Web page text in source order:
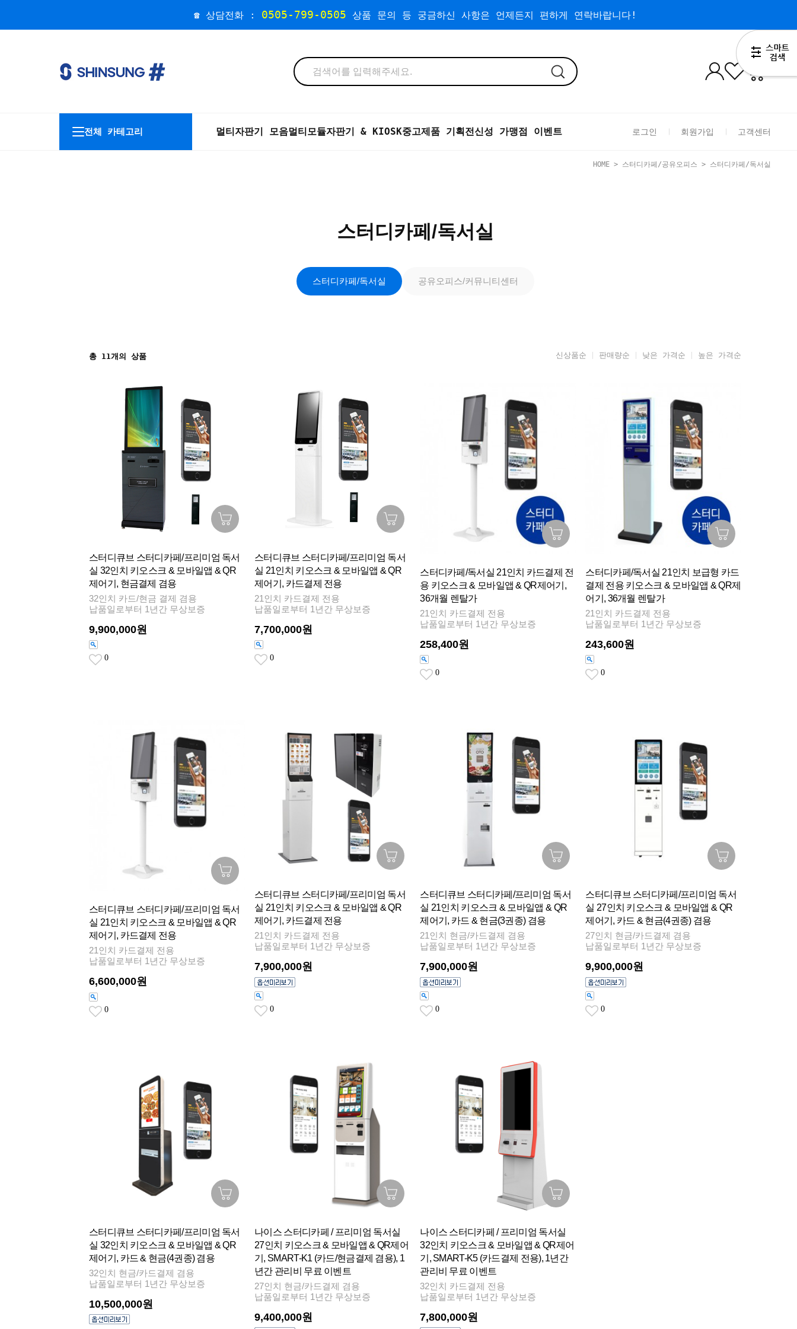
☎ 상담전화 : 0505-799-0505 상품 문의 등 궁금하신 사항은 언제든지 편하게 연락바랍니다!
전체 카테고리 멀티자판기 모음멀티모듈자판기 & KIOSK중고제품 기획전신성 가맹점 이벤트 로그인 회원가입 고객센터
HOME > 스터디카페/공유오피스 > 스터디카페/독서실
스터디카페/독서실
스터디카페/독서실 공유오피스/커뮤니티센터
총 11개의 상품 신상품순 판매량순 낮은 가격순 높은 가격순
스터디큐브 스터디카페/프리미엄 독서
실 32인치 키오스크 & 모바일앱 & QR
제어기, 현금결제 겸용
32인치 카드/현금 결제 겸용
납품일로부터 1년간 무상보증
9,900,000원
0
스터디큐브 스터디카페/프리미엄 독서
실 21인치 키오스크 & 모바일앱 & QR
제어기, 카드결제 전용
21인치 카드결제 전용
납품일로부터 1년간 무상보증
7,700,000원
0
스터디카페/독서실 21인치 카드결제 전
용 키오스크 & 모바일앱 & QR제어기,
36개월 렌탈가
21인치 카드결제 전용
납품일로부터 1년간 무상보증
258,400원
0
스터디카페/독서실 21인치 보급형 카드
결제 전용 키오스크 & 모바일앱 & QR제
어기, 36개월 렌탈가
21인치 카드결제 전용
납품일로부터 1년간 무상보증
243,600원
0
스터디큐브 스터디카페/프리미엄 독서
실 21인치 키오스크 & 모바일앱 & QR
제어기, 카드결제 전용
21인치 카드결제 전용
납품일로부터 1년간 무상보증
6,600,000원
0
스터디큐브 스터디카페/프리미엄 독서
실 21인치 키오스크 & 모바일앱 & QR
제어기, 카드결제 전용
21인치 카드결제 전용
납품일로부터 1년간 무상보증
7,900,000원
0
스터디큐브 스터디카페/프리미엄 독서
실 21인치 키오스크 & 모바일앱 & QR
제어기, 카드 & 현금(3권종) 겸용
21인치 현금/카드결제 겸용
납품일로부터 1년간 무상보증
7,900,000원
0
스터디큐브 스터디카페/프리미엄 독서
실 27인치 키오스크 & 모바일앱 & QR
제어기, 카드 & 현금(4권종) 겸용
27인치 현금/카드결제 겸용
납품일로부터 1년간 무상보증
9,900,000원
0
스터디큐브 스터디카페/프리미엄 독서
실 32인치 키오스크 & 모바일앱 & QR
제어기, 카드 & 현금(4권종) 겸용
32인치 현금/카드결제 겸용
납품일로부터 1년간 무상보증
10,500,000원
나이스 스터디카페 / 프리미엄 독서실
27인치 키오스크 & 모바일앱 & QR제어
기, SMART-K1 (카드/현금결제 겸용), 1
년간 관리비 무료 이벤트
27인치 현금/카드결제 겸용
납품일로부터 1년간 무상보증
9,400,000원
나이스 스터디카페 / 프리미엄 독서실
32인치 키오스크 & 모바일앱 & QR제어
기, SMART-K5 (카드결제 전용), 1년간
관리비 무료 이벤트
32인치 카드결제 전용
납품일로부터 1년간 무상보증
7,800,000원